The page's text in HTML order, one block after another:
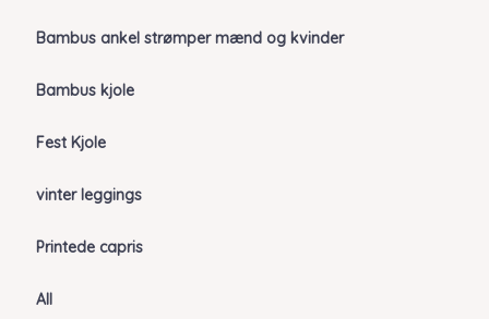
Bambus ankel strømper mænd og kvinder
Bambus kjole
Fest Kjole
vinter leggings
Printede capris
All